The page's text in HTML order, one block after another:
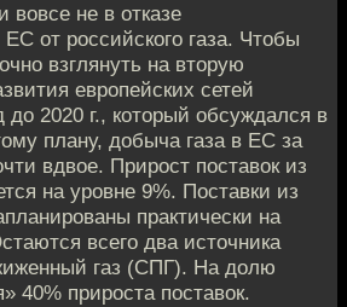
не в отказе
от российского газа. Чтобы
взглянуть на вторую
европейских сетей
до 2020 г., который обсуждался в
плану, добыча газа в ЕС за
вдвое. Прирост поставок из
на уровне 9%. Поставки из
практически на
всего два источника
газ (СПГ). На долю
40% прироста поставок.